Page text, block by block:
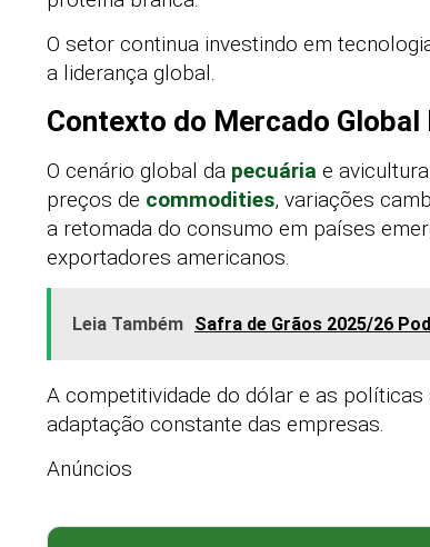
O setor continua investindo em
a liderança global.
Contexto do Mercado
O cenário global da pecuária e
preços de commodities, variações
a retomada do consumo em países
exportadores americanos.
Leia Também Safra de Grãos 2025/26
A competitividade do dólar e as
adaptação constante das empresas.
Anúncios